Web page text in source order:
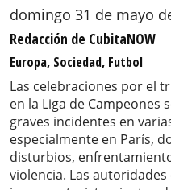
domingo 31 de mayo
Redacción de CubitaNOW
Europa, Sociedad, Futbol
Las celebraciones por el
en la Liga de Campeones
graves incidentes en
especialmente en París,
disturbios,
violencia. Las